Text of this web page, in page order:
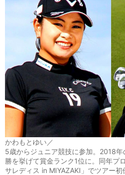
かわもとゆい／
5歳からジュニア競技に参加。2018
勝を挙げて賞金ランク1位に。同年プ
サレディス in MIYAZAKI」でツアー